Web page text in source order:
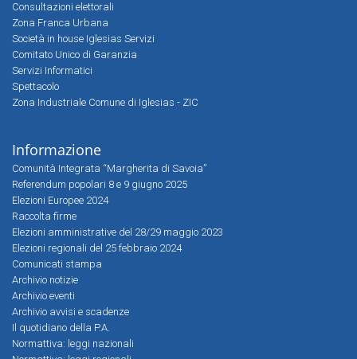
Consultazioni elettorali
Zona Franca Urbana
Società in house Iglesias Servizi
Comitato Unico di Garanzia
Servizi Informatici
Spettacolo
Zona Industriale Comune di Iglesias - ZIC
Informazione
Comunità Integrata “Margherita di Savoia”
Referendum popolari 8 e 9 giugno 2025
Elezioni Europee 2024
Raccolta firme
Elezioni amministrative del 28/29 maggio 2023
Elezioni regionali del 25 febbraio 2024
Comunicati stampa
Archivio notizie
Archivio eventi
Archivio avvisi e scadenze
Il quotidiano della P.A.
Normattiva: leggi nazionali